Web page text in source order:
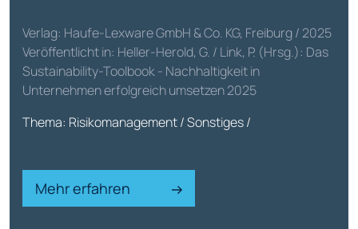
Verlag: Haufe-Lexware GmbH & Co. KG, Freiburg / 2025
Veröffentlicht in: Heller-Herold, G. / Link, P. (Hrsg.): Das
Sustainability-Toolbook - Nachhaltigkeit in
Unternehmen erfolgreich umsetzen 2025
Thema: Risikomanagement / Sonstiges /
Mehr erfahren